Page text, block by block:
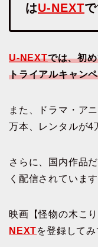
はU-NEXTで
U-NEXTでは、初
トライアルキャン
また、ドラマ・ア
万本、レンタルが4
さらに、国内作品
く配信されています
映画【怪物の木こ
NEXTを登録してみ